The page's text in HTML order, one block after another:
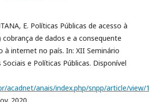
E. Políticas Públicas de acesso à
de dados e a consequente
à internet no país. In: XII Seminário
e Políticas Públicas. Disponível
acadnet/anais/index.php/snpp/article/view/